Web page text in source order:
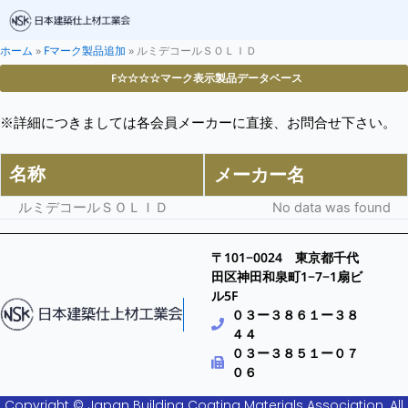
ホーム » Fマーク製品追加 » ルミデコールＳＯＬＩＤ
F☆☆☆☆マーク表示製品データベース
※詳細につきましては各会員メーカーに直接、お問合せ下さい。
名称 メーカー名
ルミデコールＳＯＬＩＤ No data was found
〒101−0024 東京都千代
田区神田和泉町1−7−1扇ビ
ル5F
０３ー３８６１ー３８
４４
０３ー３８５１ー０７
０６